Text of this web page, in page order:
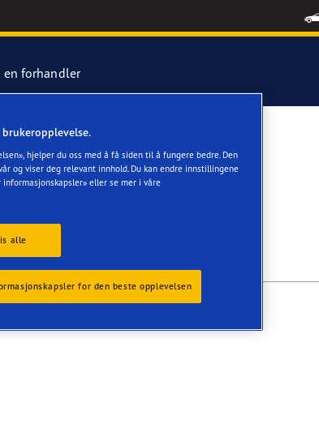
en forhandler
hjelper du oss med å få siden til å fungere bedre. Den
og viser deg relevant innhold. Du kan endre innstillingene
eller se mer i våre
alle
for den beste opplevelsen